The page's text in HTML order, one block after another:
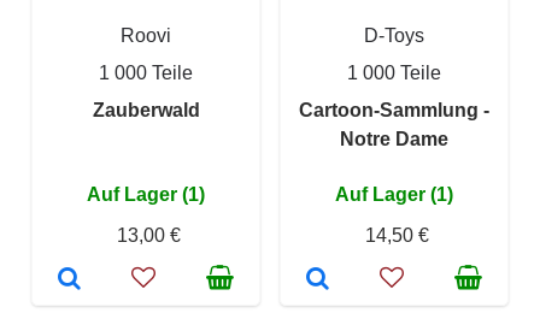
Roovi
1 000 Teile
Zauberwald
Auf Lager (1)
13,00 €
D-Toys
1 000 Teile
Cartoon-Sammlung -
Notre Dame
Auf Lager (1)
14,50 €